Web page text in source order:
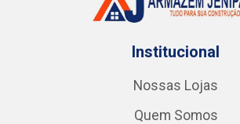
Institucional
Nossas Lojas
Quem Somos